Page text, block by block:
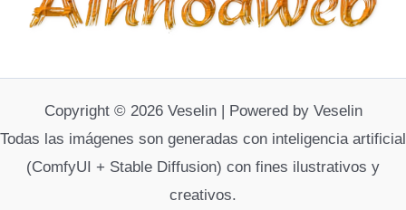
Copyright © 2026 Veselin | Powered by Veselin
Todas las imágenes son generadas con inteligencia artificial
(ComfyUI + Stable Diffusion) con fines ilustrativos y
creativos.